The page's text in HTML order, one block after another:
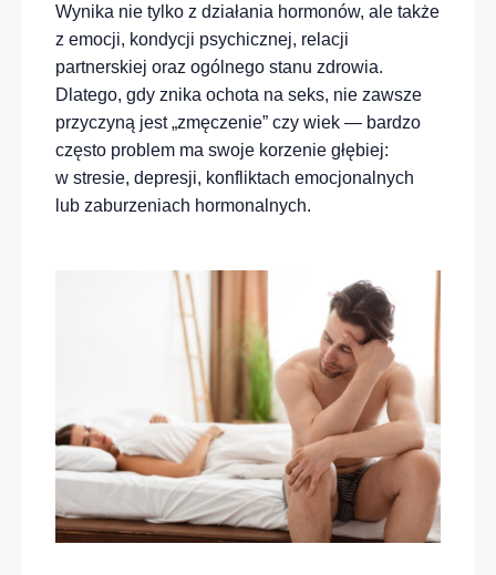
Wynika nie tylko z działania hormonów, ale także
z emocji, kondycji psychicznej, relacji
partnerskiej oraz ogólnego stanu zdrowia.
Dlatego, gdy znika ochota na seks, nie zawsze
przyczyną jest „zmęczenie” czy wiek — bardzo
często problem ma swoje korzenie głębiej:
w stresie, depresji, konfliktach emocjonalnych
lub zaburzeniach hormonalnych.